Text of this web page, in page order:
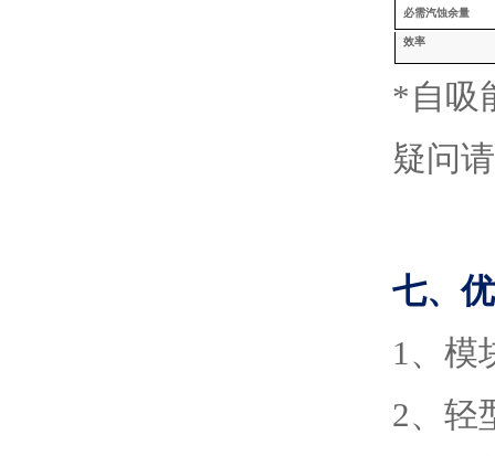
必需汽蚀余量
效率
*自吸
疑问
七、
1、 模
2、 轻